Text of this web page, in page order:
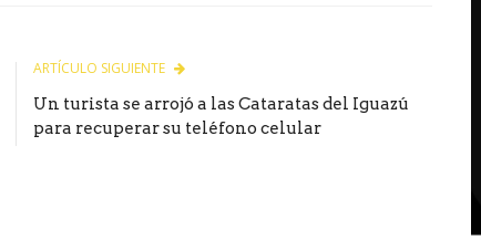
ARTÍCULO SIGUIENTE
Un turista se arrojó a las Cataratas del Iguazú
para recuperar su teléfono celular